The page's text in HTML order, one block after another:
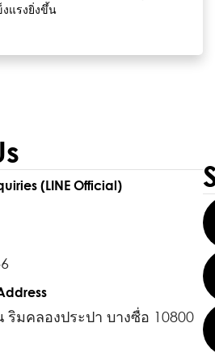
แรงยิ่งขึ้น
(LINE Official)
ริมคลองประปา บางซื่อ 10800